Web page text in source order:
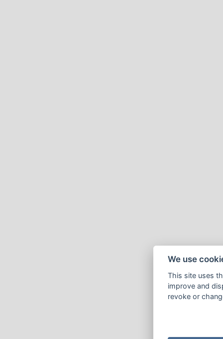
We use
This site uses
improve and
revoke or